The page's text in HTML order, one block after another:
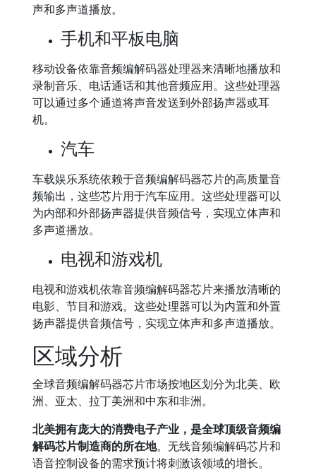
声和多声道播放。
手机和平板电脑
移动设备依靠音频编解码器处理器来清晰地播放和
录制音乐、电话通话和其他音频应用。这些处理器
可以通过多个通道将声音发送到外部扬声器或耳
机。
汽车
车载娱乐系统依赖于音频编解码器芯片的高质量音
频输出，这些芯片用于汽车应用。这些处理器可以
为内部和外部扬声器提供音频信号，实现立体声和
多声道播放。
电视和游戏机
电视和游戏机依靠音频编解码器芯片来播放清晰的
电影、节目和游戏。这些处理器可以为内置和外置
扬声器提供音频信号，实现立体声和多声道播放。
区域分析
全球音频编解码器芯片市场按地区划分为北美、欧
洲、亚太、拉丁美洲和中东和非洲。
北美拥有庞大的消费电子产业，是全球顶级音频编
解码芯片制造商的所在地。无线音频编解码芯片和
语音控制设备的需求预计将刺激该领域的增长。